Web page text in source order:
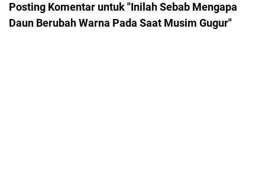
Posting Komentar untuk "Inilah Sebab Mengapa
Daun Berubah Warna Pada Saat Musim Gugur"